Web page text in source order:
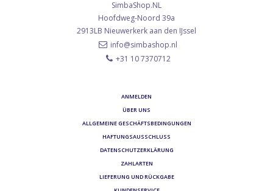
SimbaShop.NL
Hoofdweg-Noord 39a
2913LB Nieuwerkerk aan den IJssel
info@simbashop.nl
+31 10 7370712
ANMELDEN
ÜBER UNS
ALLGEMEINE GESCHÄFTSBEDINGUNGEN
HAFTUNGSAUSSCHLUSS
DATENSCHUTZERKLÄRUNG
ZAHLARTEN
LIEFERUNG UND RÜCKGABE